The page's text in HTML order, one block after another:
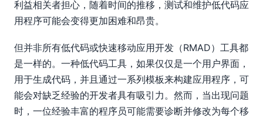
利益相关者担心，随着时间的推移，测试和维护低代码应
用程序可能会变得更加困难和昂贵。
但并非所有低代码或快速移动应用开发（RMAD）工具都
是一样的。一种低代码工具，如果仅仅是一个用户界面，
用于生成代码，并且通过一系列模板来构建应用程序，可
能会对缺乏经验的开发者具有吸引力。然而，当出现问题
时，一位经验丰富的程序员可能需要诊断并修改为每个移